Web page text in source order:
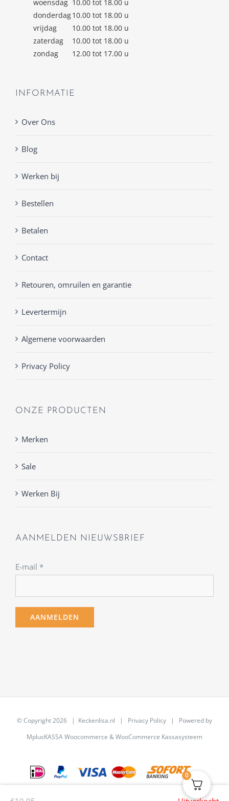
woensdag 10.00 tot 18.00 u
donderdag10.00 tot 18.00 u
vrijdag
10.00 tot 18.00 u
zaterdag
10.00 tot 18.00 u
zondag
12.00 tot 17.00 u
INFORMATIE
Over Ons
Blog
Werken bij
Bestellen
Betalen
Contact
Retouren, omruilen en garantie
Levertermijn
Algemene voorwaarden
Privacy Policy
ONZE PRODUCTEN
Merken
Sale
Werken Bij
AANMELDEN NIEUWSBRIEF
E-mail *
© Copyright2026 | Keckenlisa.nl | Privacy Policy | Powered by
MplusKASSA Woocommerce &WooCommerce Kassasysteem
0